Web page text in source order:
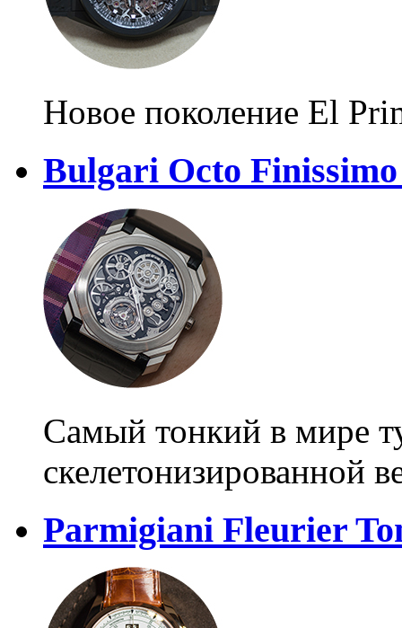
Новое поколение El
Bulgari Octo
Самый тонкий в мире
скелетонизированной
Parmigiani Fleurier